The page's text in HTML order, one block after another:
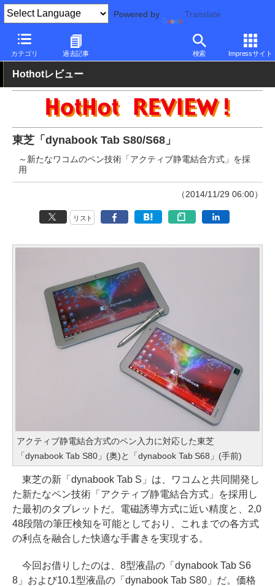
Powered by Translate
カテゴリ 過去記事 検索 Impressサイト
PC Watch パソコン/タブレット/スマートフォン タブレット
Hothotレビュー
東芝「dynabook Tab S80/S68」
～新たなワコムのペン技術「アクティブ静電結合方式」を採
用
（2014/11/29 06:00）
リスト
アクティブ静電結合方式のペン入力に対応した東芝
「dynabook Tab S80」(奥)と「dynabook Tab S68」(手前)
東芝の新「dynabook Tab S」は、ワコムと共同開発し
た新たなペン技術「アクティブ静電結合方式」を採用し
た最初のタブレットだ。電磁誘導方式に近い精度と、2,0
48段階の筆圧検知を可能としており、これまでの各方式
の利点を融合した快適な手書きを実現する。
今回お借りしたのは、8型液晶の「dynabook Tab S6
8」および10.1型液晶の「dynabook Tab S80」だ。価格